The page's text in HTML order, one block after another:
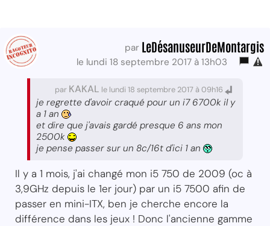
par LeDésanuseurDeMontargis
le lundi 18 septembre 2017 à 13h03
par KAKAL le lundi 18 septembre 2017 à 09h16
je regrette d'avoir craqué pour un i7 6700k il y
a 1 an
et dire que j'avais gardé presque 6 ans mon
2500k
je pense passer sur un 8c/16t d'ici 1 an
Il y a 1 mois, j'ai changé mon i5 750 de 2009 (oc à
3,9GHz depuis le 1er jour) par un i5 7500 afin de
passer en mini-ITX, ben je cherche encore la
différence dans les jeux ! Donc l'ancienne gamme